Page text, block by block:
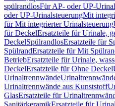
spülrandlosFür AP- oder UP-
oder UP-UrinalsteuerungMit
für Mit integrierter Urinalsteuerung
für DeckelErsatzteile für Urinale,
DeckelSpülrandlosErsatzteile für
SpülrandErsatzteile für Mit
BetriebErsatzteile für Urinale,
DeckelErsatzteile für Ohne Deckel
Urinaltrennwände
Urinaltrennwände aus Kunststoff
GlasErsatzteile für
SanitärkeramikErsatzteile für